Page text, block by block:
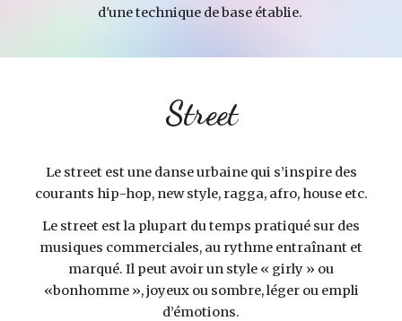
d'une technique de base établie.
Street
Le street est une danse urbaine qui s’inspire des
courants hip-hop, new style, ragga, afro, house etc.
Le street est la plupart du temps pratiqué sur des
musiques commerciales, au rythme entraînant et
marqué. Il peut avoir un style « girly » ou
«bonhomme », joyeux ou sombre, léger ou empli
d’émotions.